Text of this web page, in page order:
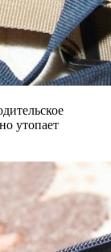
утопает